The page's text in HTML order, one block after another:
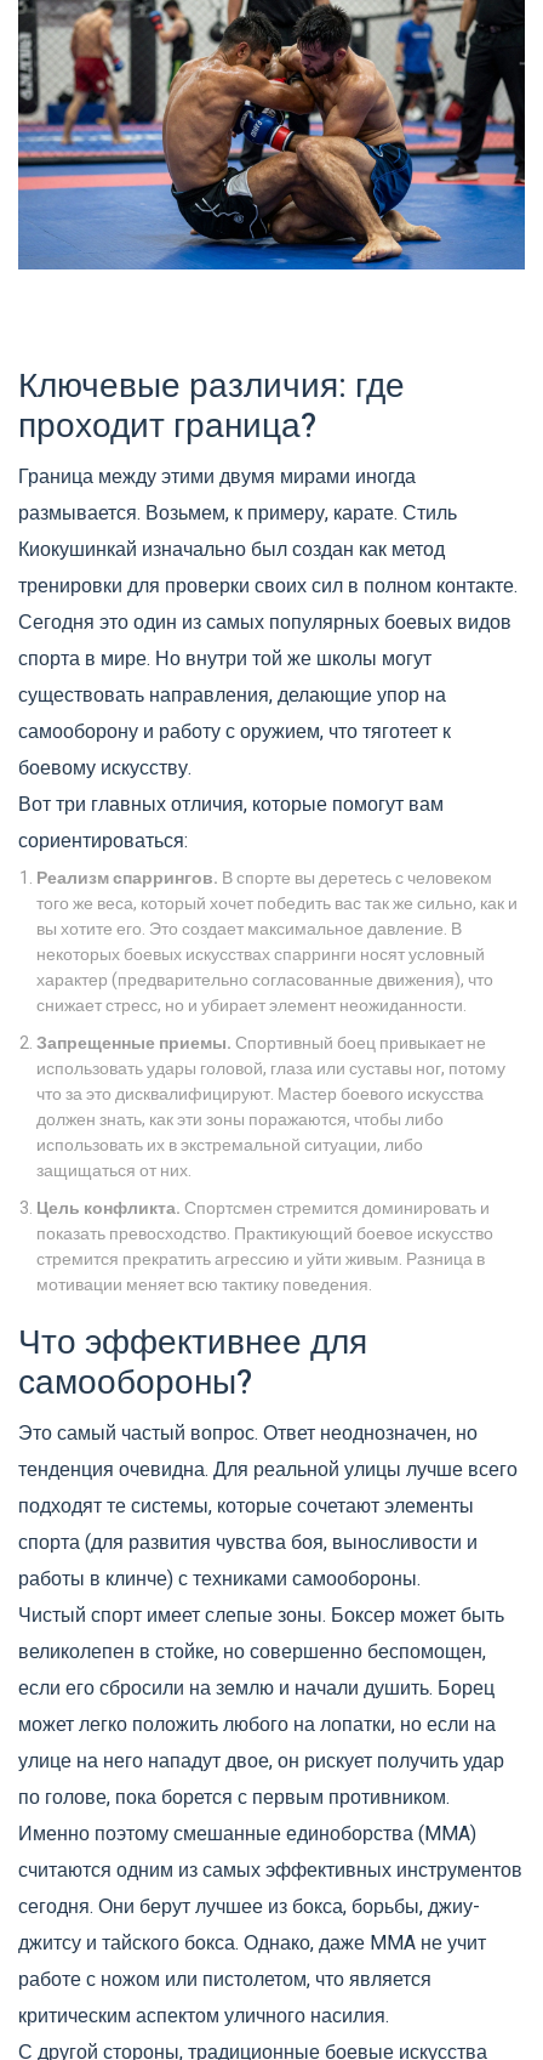
Ключевые различия: где
проходит граница?
Граница между этими двумя мирами иногда
размывается. Возьмем, к примеру, карате. Стиль
Киокушинкай изначально был создан как метод
тренировки для проверки своих сил в полном контакте.
Сегодня это один из самых популярных боевых видов
спорта в мире. Но внутри той же школы могут
существовать направления, делающие упор на
самооборону и работу с оружием, что тяготеет к
боевому искусству.
Вот три главных отличия, которые помогут вам
сориентироваться:
Реализм спаррингов. В спорте вы деретесь с человеком
того же веса, который хочет победить вас так же сильно, как и
вы хотите его. Это создает максимальное давление. В
некоторых боевых искусствах спарринги носят условный
характер (предварительно согласованные движения), что
снижает стресс, но и убирает элемент неожиданности.
Запрещенные приемы.Спортивный боец привыкает не
использовать удары головой, глаза или суставы ног, потому
что за это дисквалифицируют. Мастер боевого искусства
должен знать, как эти зоны поражаются, чтобы либо
использовать их в экстремальной ситуации, либо
защищаться от них.
Цель конфликта.Спортсмен стремится доминировать и
показать превосходство. Практикующий боевое искусство
стремится прекратить агрессию и уйти живым. Разница в
мотивации меняет всю тактику поведения.
Что эффективнее для
самообороны?
Это самый частый вопрос. Ответ неоднозначен, но
тенденция очевидна. Для реальной улицы лучше всего
подходят те системы, которые сочетают элементы
спорта (для развития чувства боя, выносливости и
работы в клинче) с техниками самообороны.
Чистый спорт имеет слепые зоны. Боксер может быть
великолепен в стойке, но совершенно беспомощен,
если его сбросили на землю и начали душить. Борец
может легко положить любого на лопатки, но если на
улице на него нападут двое, он рискует получить удар
по голове, пока борется с первым противником.
Именно поэтомусмешанные единоборства (MMA)
считаются одним из самых эффективных инструментов
сегодня. Они берут лучшее из бокса, борьбы, джиу-
джитсу и тайского бокса. Однако, даже MMA не учит
работе с ножом или пистолетом, что является
критическим аспектом уличного насилия.
С другой стороны, традиционные боевые искусства